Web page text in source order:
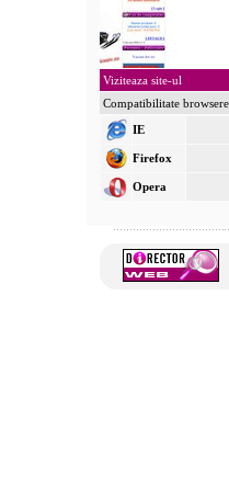
Viziteaza site-ul
Compatibilitate browsere
IE
Firefox
Opera